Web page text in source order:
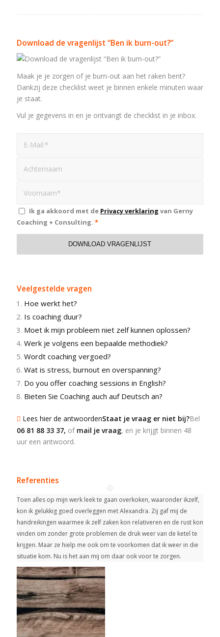
Download de vragenlijst “Ben ik burn-out?”
Maak je je zorgen of je burn-out aan het raken bent?
Dankzij deze checklist weet je binnen enkele minuten waar
je staat.
Vul je gegevens in en je ontvangt de checklist in je inbox.
Ik ga akkoord met de Privacy verklaring van Gerny
Coaching + Consulting. *
Veelgestelde vragen
Hoe werkt het?
Is coaching duur?
Moet ik mijn probleem niet zelf kunnen oplossen?
Werk je volgens een bepaalde methodiek?
Wordt coaching vergoed?
Wat is stress, burnout en overspanning?
Do you offer coaching sessions in English?
Bieten Sie Coaching auch auf Deutsch an?
Lees hier de antwoordenStaat je vraag er niet bij?Bel
06 81 88 33 37, of mail je vraag, en je krijgt binnen 48
uur een antwoord.
Referenties
Toen alles op mijn werk leek te gaan overkoken, waaronder ikzelf,
kon ik gelukkig goed overleggen met Alexandra. Zij gaf mij de
handreikingen waarmee ik zelf zaken kon relativeren en de rust kon
vinden om zonder grote problemen de druk weer van de ketel te
krijgen. Maar ze hielp me ook om te voorkomen dat ik weer in die
situatie kom. Nu is het aan mij om daar ook voor te zorgen.